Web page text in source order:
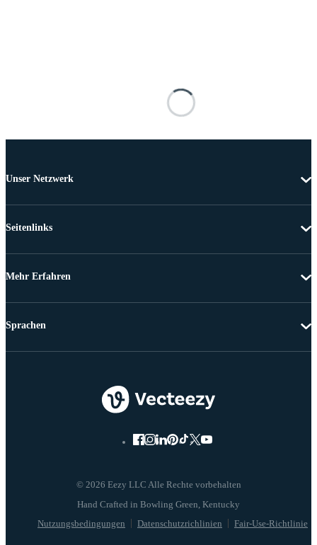
Unser Netzwerk
Seitenlinks
Mehr Erfahren
© 2026 Eezy LLC Alle Rechte vorbehalten
Nutzungsbedingungen Datenschutzrichlinien Fair-Use-Richtlinie
Sprachen